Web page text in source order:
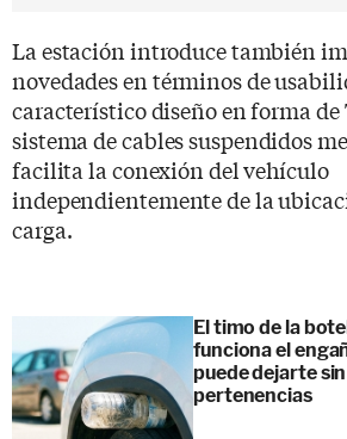
La estación introduce también
novedades en términos de
característico diseño en forma
sistema de cables suspendidos
facilita la conexión del vehículo
independientemente de la
carga.
El timo de la
funciona el
puede dejarte
pertenencias